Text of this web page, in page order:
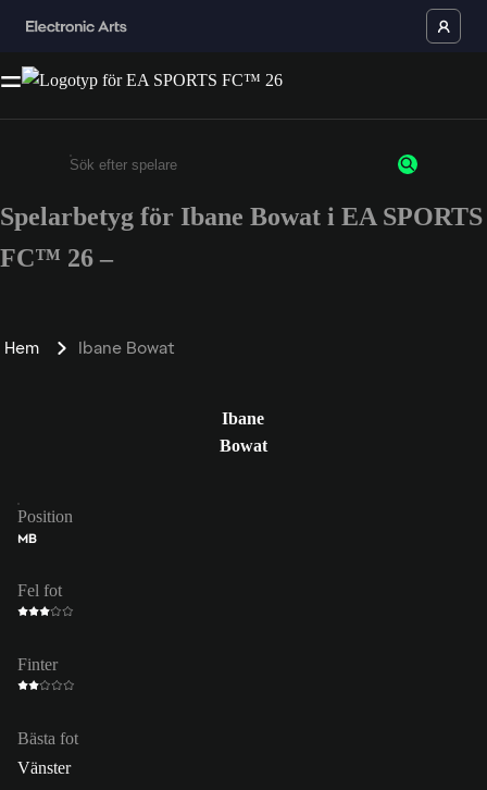
Ange minst 3 tecken eller siffror
Spelarbetyg för Ibane Bowat i EA SPORTS
FC™ 26 –
Hem Ibane Bowat
Ibane
Bowat
Position
MB
Fel fot
Finter
Bästa fot
Vänster